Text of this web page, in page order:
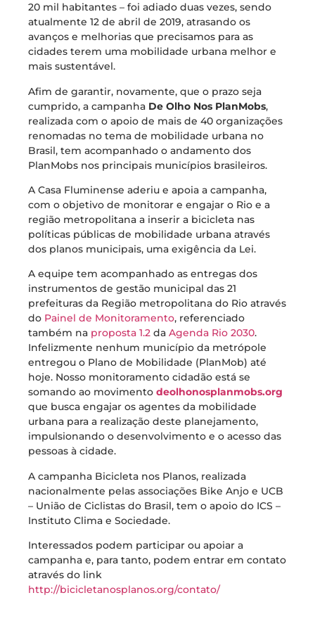
20 mil habitantes – foi adiado duas vezes, sendo
atualmente 12 de abril de 2019, atrasando os
avanços e melhorias que precisamos para as
cidades terem uma mobilidade urbana melhor e
mais sustentável.
Afim de garantir, novamente, que o prazo seja
cumprido, a campanha De Olho Nos PlanMobs,
realizada com o apoio de mais de 40 organizações
renomadas no tema de mobilidade urbana no
Brasil, tem acompanhado o andamento dos
PlanMobs nos principais municípios brasileiros.
A Casa Fluminense aderiu e apoia a campanha,
com o objetivo de monitorar e engajar o Rio e a
região metropolitana a inserir a bicicleta nas
políticas públicas de mobilidade urbana através
dos planos municipais, uma exigência da Lei.
A equipe tem acompanhado as entregas dos
instrumentos de gestão municipal das 21
prefeituras da Região metropolitana do Rio através
do Painel de Monitoramento, referenciado
também na proposta 1.2 da Agenda Rio 2030.
Infelizmente nenhum município da metrópole
entregou o Plano de Mobilidade (PlanMob) até
hoje. Nosso monitoramento cidadão está se
somando ao movimento deolhonosplanmobs.org
que busca engajar os agentes da mobilidade
urbana para a realização deste planejamento,
impulsionando o desenvolvimento e o acesso das
pessoas à cidade.
A campanha Bicicleta nos Planos, realizada
nacionalmente pelas associações Bike Anjo e UCB
– União de Ciclistas do Brasil, tem o apoio do ICS –
Instituto Clima e Sociedade.
Interessados podem participar ou apoiar a
campanha e, para tanto, podem entrar em contato
através do link
http://bicicletanosplanos.org/contato/